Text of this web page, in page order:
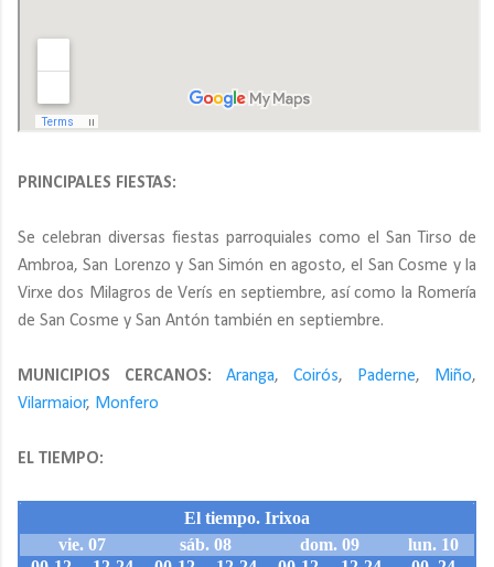
PRINCIPALES FIESTAS:
Se celebran diversas fiestas parroquiales como el San Tirso de
Ambroa, San Lorenzo y San Simón en agosto, el San Cosme y la
Virxe dos Milagros de Verís en septiembre, así como la Romería
de San Cosme y San Antón también en septiembre.
MUNICIPIOS CERCANOS: Aranga, Coirós, Paderne, Miño,
Vilarmaior, Monfero
EL TIEMPO: